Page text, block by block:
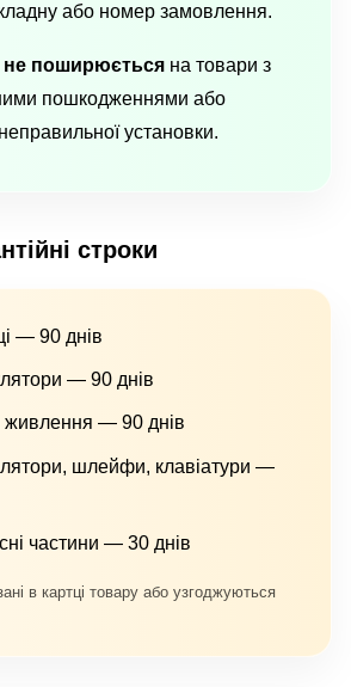
або номер замовлення.
не поширюється на товари з
пошкодженнями або
установки.
строки
— 90 днів
— 90 днів
живлення — 90 днів
шлейфи, клавіатури —
частини — 30 днів
в картці товару або узгоджуються